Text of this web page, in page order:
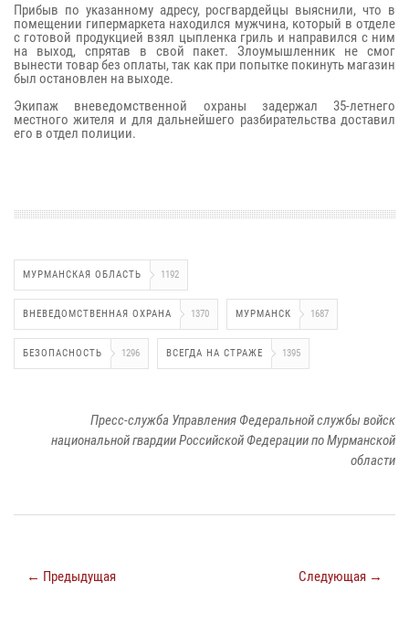
Прибыв по указанному адресу, росгвардейцы выяснили, что в
помещении гипермаркета находился мужчина, который в отделе
с готовой продукцией взял цыпленка гриль и направился с ним
на выход, спрятав в свой пакет. Злоумышленник не смог
вынести товар без оплаты, так как при попытке покинуть магазин
был остановлен на выходе.
Экипаж вневедомственной охраны задержал 35-летнего
местного жителя и для дальнейшего разбирательства доставил
его в отдел полиции.
МУРМАНСКАЯ ОБЛАСТЬ 1192
ВНЕВЕДОМСТВЕННАЯ ОХРАНА 1370 МУРМАНСК 1687
БЕЗОПАСНОСТЬ 1296 ВСЕГДА НА СТРАЖЕ 1395
Пресс-служба Управления Федеральной службы войск
национальной гвардии Российской Федерации по Мурманской
области
← Предыдущая Следующая →